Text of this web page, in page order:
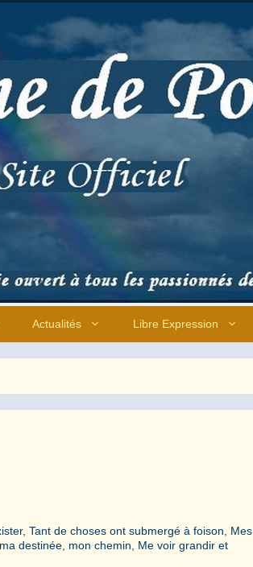
Actualités Libre Expression
Tant de choses ont submergé à foison, Mes
destinée, mon chemin, Me voir grandir et